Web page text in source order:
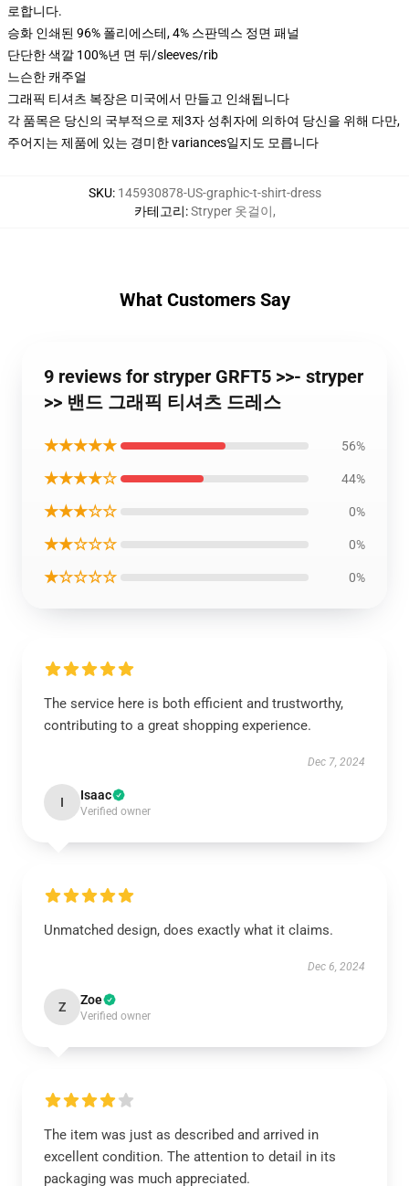
로합니다.
승화 인쇄된 96% 폴리에스테, 4% 스판덱스 정면 패널
단단한 색깔 100%년 면 뒤/sleeves/rib
느슨한 캐주얼
그래픽 티셔츠 복장은 미국에서 만들고 인쇄됩니다
각 품목은 당신의 국부적으로 제3자 성취자에 의하여 당신을 위해 다만,
주어지는 제품에 있는 경미한 variances일지도 모릅니다
SKU: 145930878-US-graphic-t-shirt-dress
카테고리:Stryper 옷걸이,
What Customers Say
9 reviews for stryper GRFT5 >>- stryper
>> 밴드 그래픽 티셔츠 드레스
★★★★★ 56%
★★★★☆ 44%
★★★☆☆ 0%
★★☆☆☆ 0%
★☆☆☆☆ 0%
The service here is both efficient and trustworthy,
contributing to a great shopping experience.
Dec 7, 2024
I Isaac
Verified owner
Unmatched design, does exactly what it claims.
Dec 6, 2024
Z Zoe
Verified owner
The item was just as described and arrived in
excellent condition. The attention to detail in its
packaging was much appreciated.